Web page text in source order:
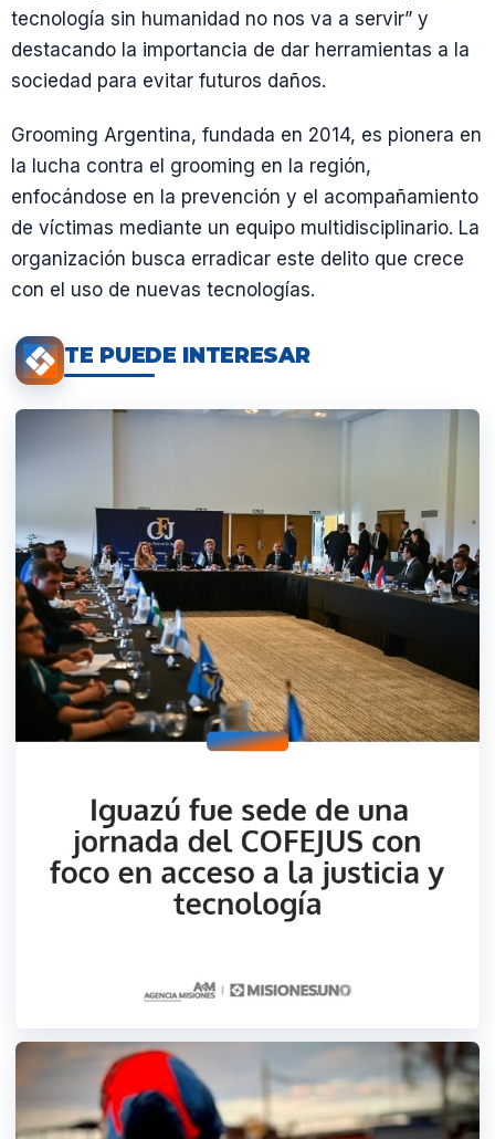
tecnología sin humanidad no nos va a servir” y
destacando la importancia de dar herramientas a la
sociedad para evitar futuros daños.
Grooming Argentina, fundada en 2014, es pionera en
la lucha contra el grooming en la región,
enfocándose en la prevención y el acompañamiento
de víctimas mediante un equipo multidisciplinario. La
organización busca erradicar este delito que crece
con el uso de nuevas tecnologías.
TE PUEDE INTERESAR